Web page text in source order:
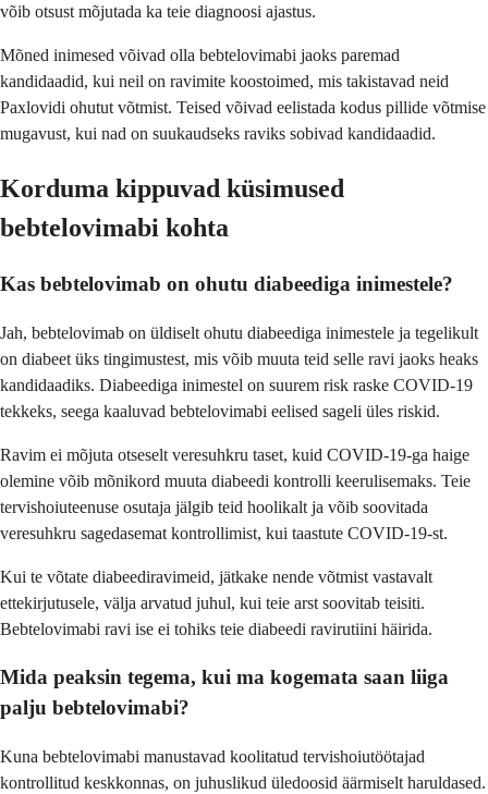
võib otsust mõjutada ka teie diagnoosi ajastus.
Mõned inimesed võivad olla bebtelovimabi jaoks paremad
kandidaadid, kui neil on ravimite koostoimed, mis takistavad neid
Paxlovidi ohutut võtmist. Teised võivad eelistada kodus pillide võtmise
mugavust, kui nad on suukaudseks raviks sobivad kandidaadid.
Korduma kippuvad küsimused
bebtelovimabi kohta
Kas bebtelovimab on ohutu diabeediga inimestele?
Jah, bebtelovimab on üldiselt ohutu diabeediga inimestele ja tegelikult
on diabeet üks tingimustest, mis võib muuta teid selle ravi jaoks heaks
kandidaadiks. Diabeediga inimestel on suurem risk raske COVID-19
tekkeks, seega kaaluvad bebtelovimabi eelised sageli üles riskid.
Ravim ei mõjuta otseselt veresuhkru taset, kuid COVID-19-ga haige
olemine võib mõnikord muuta diabeedi kontrolli keerulisemaks. Teie
tervishoiuteenuse osutaja jälgib teid hoolikalt ja võib soovitada
veresuhkru sagedasemat kontrollimist, kui taastute COVID-19-st.
Kui te võtate diabeediravimeid, jätkake nende võtmist vastavalt
ettekirjutusele, välja arvatud juhul, kui teie arst soovitab teisiti.
Bebtelovimabi ravi ise ei tohiks teie diabeedi ravirutiini häirida.
Mida peaksin tegema, kui ma kogemata saan liiga
palju bebtelovimabi?
Kuna bebtelovimabi manustavad koolitatud tervishoiutöötajad
kontrollitud keskkonnas, on juhuslikud üledoosid äärmiselt haruldased.